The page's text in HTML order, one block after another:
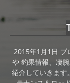
2015年1月1日 ブ
や 釣果情報、凄
紹介していきます